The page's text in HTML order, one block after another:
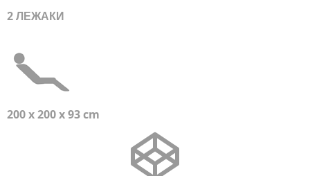
2 ЛЕЖАКИ
200 x 200 x 93 cm